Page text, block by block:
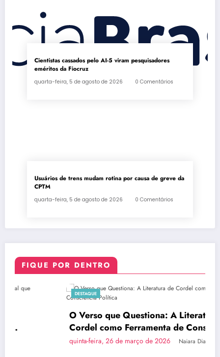
Cientistas cassados pelo AI-5 viram pesquisadores
eméritos da Fiocruz
quarta-feira, 5 de agosto de 2026 0 Comentários
Usuários de trens mudam rotina por causa de greve da
CPTM
quarta-feira, 5 de agosto de 2026 0 Comentários
FIQUE POR DENTRO
O Verso que Questiona: A Literatura de
Cordel como Ferramenta de Consciência
quinta-feira, 26 de março de 2026 Naiara Dias